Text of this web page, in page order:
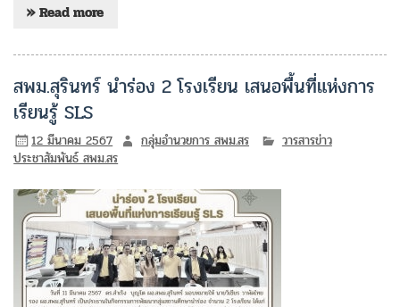
» Read more
สพม.สุรินทร์ นำร่อง 2 โรงเรียน เสนอพื้นที่แห่งการ
เรียนรู้ SLS
12 มีนาคม 2567 กลุ่มอำนวยการ สพม.สร
วารสารข่าว
ประชาสัมพันธ์ สพม.สร